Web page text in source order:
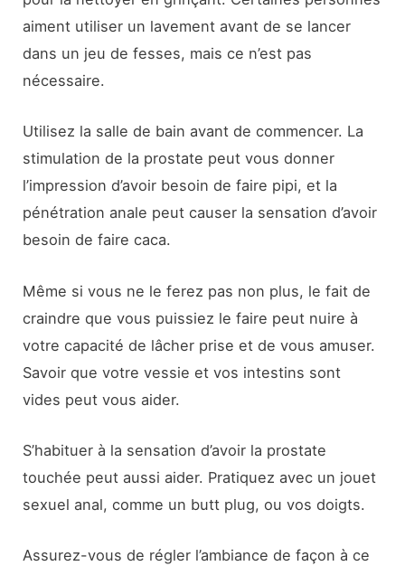
aiment utiliser un lavement avant de se lancer
dans un jeu de fesses, mais ce n’est pas
nécessaire.
Utilisez la salle de bain avant de commencer. La
stimulation de la prostate peut vous donner
l’impression d’avoir besoin de faire pipi, et la
pénétration anale peut causer la sensation d’avoir
besoin de faire caca.
Même si vous ne le ferez pas non plus, le fait de
craindre que vous puissiez le faire peut nuire à
votre capacité de lâcher prise et de vous amuser.
Savoir que votre vessie et vos intestins sont
vides peut vous aider.
S’habituer à la sensation d’avoir la prostate
touchée peut aussi aider. Pratiquez avec un jouet
sexuel anal, comme un butt plug, ou vos doigts.
Assurez-vous de régler l’ambiance de façon à ce